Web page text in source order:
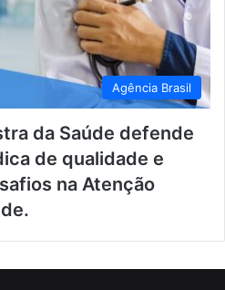
Agência Brasil
da Saúde defende
de qualidade e
na Atenção